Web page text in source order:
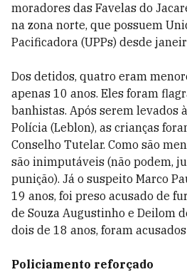
moradores das Favelas do
na zona norte, que possuem
Pacificadora (UPPs) desde
Dos detidos, quatro eram
apenas 10 anos. Eles foram
banhistas. Após serem levados
Polícia (Leblon), as crianças
Conselho Tutelar. Como são
são inimputáveis (não podem,
punição). Já o suspeito Marco
19 anos, foi preso acusado de
de Souza Augustinho e Deilom
dois de 18 anos, foram
Policiamento reforçado